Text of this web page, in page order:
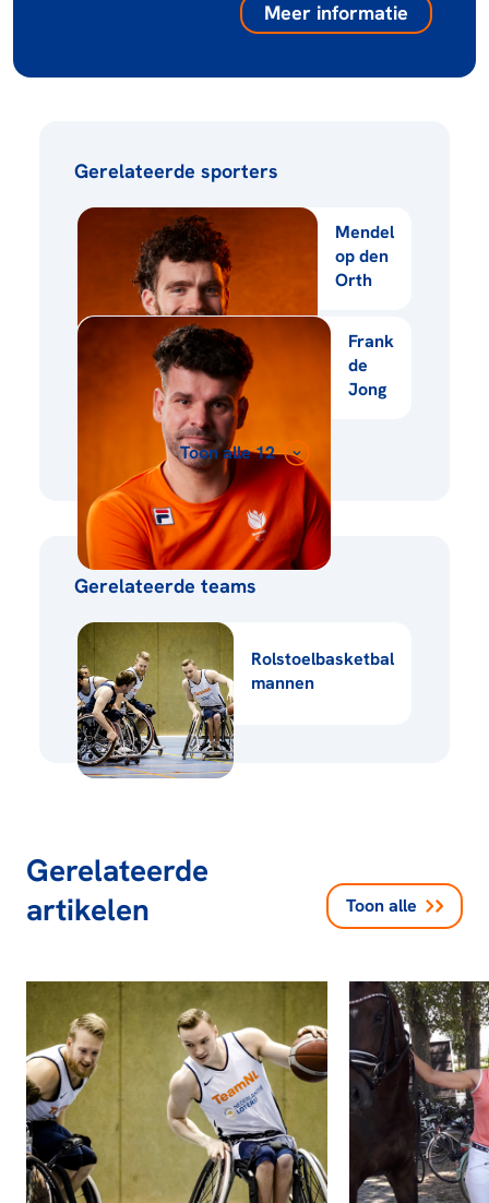
Meer informatie
Gerelateerde sporters
Mendel
op den
Orth
Frank
de
Jong
Toon alle 12
Gerelateerde teams
Rolstoelbasketbal
mannen
Gerelateerde
artikelen
Toon alle